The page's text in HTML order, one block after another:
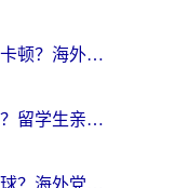
澳大利亚怎么玩节奏大师不卡顿？海外党国服游戏加速终极指南
国外打鸿图之下太卡怎么办？留学生亲测有效的国服游戏加速方案
日本用什么加速器玩街头篮球？海外党国服游戏不卡顿的终极攻略